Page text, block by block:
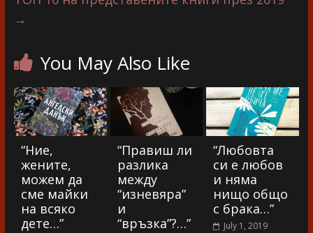
→
You May Also Like
“Ние,
жените,
можем да
сме майки
на всяко
дете…”
“Правиш ли
разлика
между
“изневяра”
и
“връзка”?…”
“Любовта
си е любов
и няма
нищо общо
с брака…”
July 1, 2019